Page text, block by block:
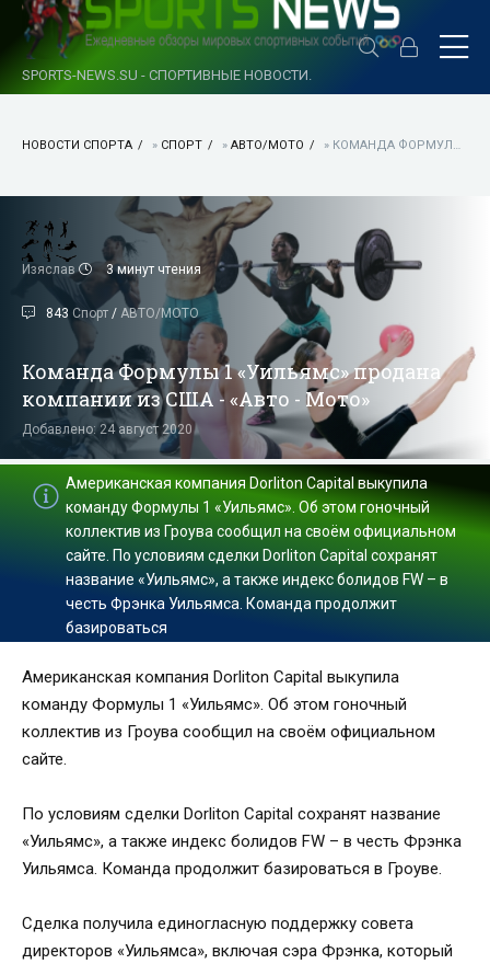
SPORTS-NEWS.SU - СПОРТИВНЫЕ НОВОСТИ.
НОВОСТИ СПОРТА » СПОРТ » АВТО/МОТО » КОМАНДА ФОРМУЛЫ 1 «УИЛЬЯМС» ПРОДАНА КОМПАНИИ ИЗ США - «АВТО - МОТО»
Изяслав 3 минут чтения
843 Спорт / АВТО/МОТО
Команда Формулы 1 «Уильямс» продана
компании из США - «Авто - Мото»
Добавлено: 24 август 2020
Американская компания Dorliton Capital выкупила
команду Формулы 1 «Уильямс». Об этом гоночный
коллектив из Гроува сообщил на своём официальном
сайте. По условиям сделки Dorliton Capital сохранят
название «Уильямс», а также индекс болидов FW – в
честь Фрэнка Уильямса. Команда продолжит
базироваться
Американская компания Dorliton Capital выкупила
команду Формулы 1 «Уильямс». Об этом гоночный
коллектив из Гроува сообщил на своём официальном
сайте.
По условиям сделки Dorliton Capital сохранят название
«Уильямс», а также индекс болидов FW – в честь Фрэнка
Уильямса. Команда продолжит базироваться в Гроуве.
Сделка получила единогласную поддержку совета
директоров «Уильямса», включая сэра Фрэнка, который